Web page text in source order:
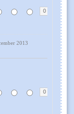
0
2013
0